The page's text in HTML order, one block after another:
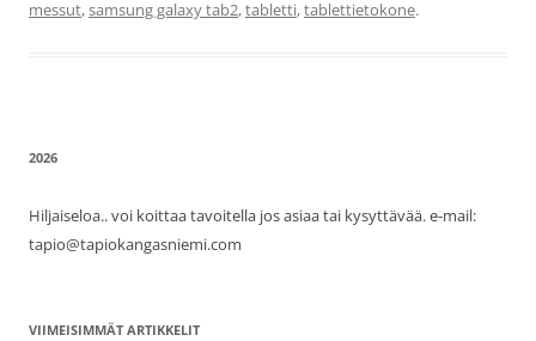
messut,samsung galaxy tab2,tabletti,tablettietokone.
2026
Hiljaiseloa.. voi koittaa tavoitella jos asiaa tai kysyttävää. e-mail:
tapio@tapiokangasniemi.com
VIIMEISIMMÄT ARTIKKELIT